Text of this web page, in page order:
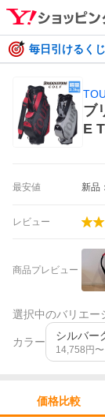
毎日引けるく
ブ
E
ィ
最安値 新品：
レビュー
商品プレビュー
選択中のバリエー
カラー シルバー
14,758 円〜
価格比較